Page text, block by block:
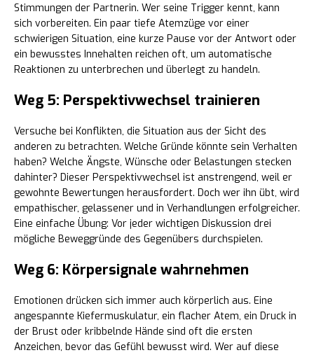
Stimmungen der Partnerin. Wer seine Trigger kennt, kann
sich vorbereiten. Ein paar tiefe Atemzüge vor einer
schwierigen Situation, eine kurze Pause vor der Antwort oder
ein bewusstes Innehalten reichen oft, um automatische
Reaktionen zu unterbrechen und überlegt zu handeln.
Weg 5: Perspektivwechsel trainieren
Versuche bei Konflikten, die Situation aus der Sicht des
anderen zu betrachten. Welche Gründe könnte sein Verhalten
haben? Welche Ängste, Wünsche oder Belastungen stecken
dahinter? Dieser Perspektivwechsel ist anstrengend, weil er
gewohnte Bewertungen herausfordert. Doch wer ihn übt, wird
empathischer, gelassener und in Verhandlungen erfolgreicher.
Eine einfache Übung: Vor jeder wichtigen Diskussion drei
mögliche Beweggründe des Gegenübers durchspielen.
Weg 6: Körpersignale wahrnehmen
Emotionen drücken sich immer auch körperlich aus. Eine
angespannte Kiefermuskulatur, ein flacher Atem, ein Druck in
der Brust oder kribbelnde Hände sind oft die ersten
Anzeichen, bevor das Gefühl bewusst wird. Wer auf diese